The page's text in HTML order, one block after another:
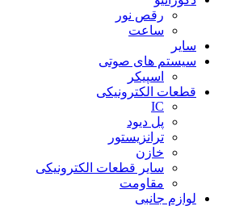
رقص نور
ساعت
سایر
سیستم های صوتی
اسپیکر
قطعات الکترونیکی
IC
پل دیود
ترانزیستور
خازن
سایر قطعات الکترونیکی
مقاومت
لوازم جانبی